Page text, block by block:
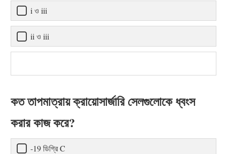
i ও iii
ii ও iii
কত তাপমাত্রায় ক্রায়োসার্জারি সেলগুলোকে ধ্বংস
করার কাজ করে?
-19 ডিগ্রি C